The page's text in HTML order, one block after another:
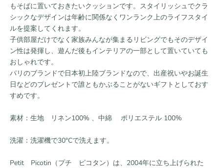
もそばに置いておきたいクッションです。スタイリッシュでクラ
シックなデザインは年齢に関係なくワンランク上のライフスタイ
ルを提案してくれます。
子供部屋だけでなく家族みんなが集まるリビングでもそのデザイ
ン性は発揮し、遊んだ後もインテリアの一部として置いていても
おしゃれです。
パリのブランドで日本初上陸ブランドなので、出産祝いやお誕生
日などのプレゼントで誰ともかぶることがないギフトとしておす
すめです。
素材：生地 リネン100% 、中綿 ポリエステル 100%
洗濯：洗濯機で30°Cで洗えます。
Petit Picotin（プチ ピコタン）は、2004年に立ち上げられた